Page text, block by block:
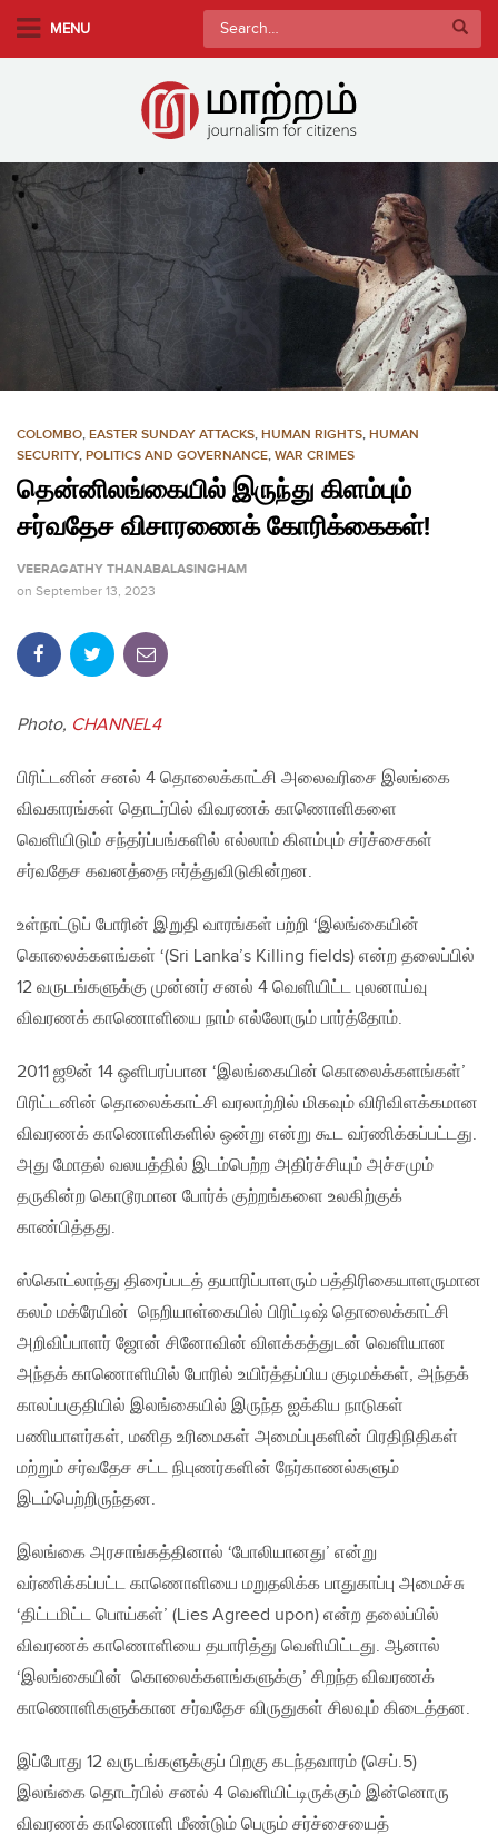
m
MENU
Search
for:
COLOMBO, EASTER SUNDAY ATTACKS, HUMAN RIGHTS, HUMAN
SECURITY, POLITICS AND GOVERNANCE, WAR CRIMES
தென்னிலங்கையில் இருந்து கிளம்பும்
சர்வதேச விசாரணைக் கோரிக்கைகள்!
VEERAGATHY THANABALASINGHAM
on September 13, 2023
Photo, CHANNEL4
பிரிட்டனின் சனல் 4 தொலைக்காட்சி அலைவரிசை இலங்கை
விவகாரங்கள் தொடர்பில் விவரணக் காணொளிகளை
வெளியிடும் சந்தர்ப்பங்களில் எல்லாம் கிளம்பும் சர்ச்சைகள்
சர்வதேச கவனத்தை ஈர்த்துவிடுகின்றன.
உள்நாட்டுப் போரின் இறுதி வாரங்கள் பற்றி ‘இலங்கையின்
கொலைக்களங்கள் ‘(Sri Lanka’s Killing fields) என்ற தலைப்பில்
12 வருடங்களுக்கு முன்னர் சனல் 4 வெளியிட்ட புலனாய்வு
விவரணக் காணொளியை நாம் எல்லோரும் பார்த்தோம்.
2011 ஜூன் 14 ஒளிபரப்பான ‘இலங்கையின் கொலைக்களங்கள்’
பிரிட்டனின் தொலைக்காட்சி வரலாற்றில் மிகவும் விரிவிளக்கமான
விவரணக் காணொளிகளில் ஒன்று என்று கூட வர்ணிக்கப்பட்டது.
அது மோதல் வலயத்தில் இடம்பெற்ற அதிர்ச்சியும் அச்சமும்
தருகின்ற கொடூரமான போர்க் குற்றங்களை உலகிற்குக்
காண்பித்தது.
ஸ்கொட்லாந்து திரைப்படத் தயாரிப்பாளரும் பத்திரிகையாளருமான
கலம் மக்ரேயின் நெறியாள்கையில் பிரிட்டிஷ் தொலைக்காட்சி
அறிவிப்பாளர் ஜோன் சினோவின் விளக்கத்துடன் வெளியான
அந்தக் காணொளியில் போரில் உயிர்த்தப்பிய குடிமக்கள், அந்தக்
காலப்பகுதியில் இலங்கையில் இருந்த ஐக்கிய நாடுகள்
பணியாளர்கள், மனித உரிமைகள் அமைப்புகளின் பிரதிநிதிகள்
மற்றும் சர்வதேச சட்ட நிபுணர்களின் நேர்காணல்களும்
இடம்பெற்றிருந்தன.
இலங்கை அரசாங்கத்தினால் ‘போலியானது’ என்று
வர்ணிக்கப்பட்ட காணொளியை மறுதலிக்க பாதுகாப்பு அமைச்சு
‘திட்டமிட்ட பொய்கள்’ (Lies Agreed upon) என்ற தலைப்பில்
விவரணக் காணொளியை தயாரித்து வெளியிட்டது. ஆனால்
‘இலங்கையின் கொலைக்களங்களுக்கு’ சிறந்த விவரணக்
காணொளிகளுக்கான சர்வதேச விருதுகள் சிலவும் கிடைத்தன.
இப்போது 12 வருடங்களுக்குப் பிறகு கடந்தவாரம் (செப்.5)
இலங்கை தொடர்பில் சனல் 4 வெளியிட்டிருக்கும் இன்னொரு
விவரணக் காணொளி மீண்டும் பெரும் சர்ச்சையைத்